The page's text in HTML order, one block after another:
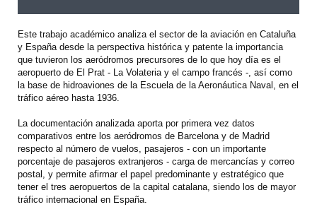
Este trabajo académico analiza el sector de la aviación en Cataluña
y España desde la perspectiva histórica y patente la importancia
que tuvieron los aeródromos precursores de lo que hoy día es el
aeropuerto de El Prat - La Volateria y el campo francés -, así como
la base de hidroaviones de la Escuela de la Aeronáutica Naval, en el
tráfico aéreo hasta 1936.
La documentación analizada aporta por primera vez datos
comparativos entre los aeródromos de Barcelona y de Madrid
respecto al número de vuelos, pasajeros - con un importante
porcentaje de pasajeros extranjeros - carga de mercancías y correo
postal, y permite afirmar el papel predominante y estratégico que
tener el tres aeropuertos de la capital catalana, siendo los de mayor
tráfico internacional en España.